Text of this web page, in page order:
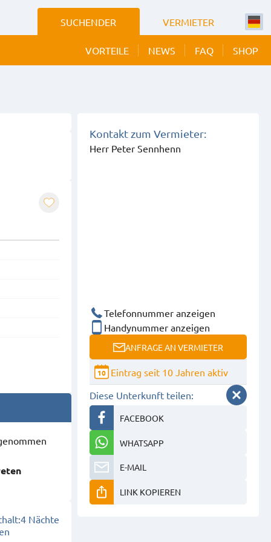
SUCHENDER VERMIETER
VORTEILE NEWS FAQ SHOP
4 Nächte
Kontakt zum Vermieter:
Herr Peter Sennhenn
Telefonnummer anzeigen
Handynummer anzeigen
ANFRAGE AN VERMIETER
10
Eintrag seit 10 Jahren aktiv
Diese Unterkunft teilen:
FACEBOOK
WHATSAPP
E-MAIL
LINK KOPIEREN